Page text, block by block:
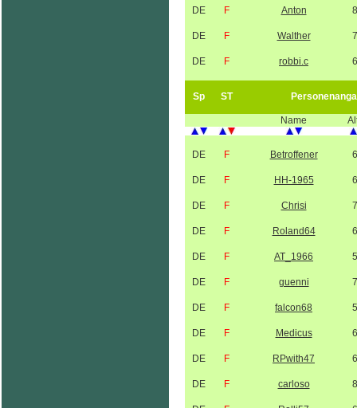
DE F Anton
DE F Walther
DE F robbi.c
Sp ST
Name
DE F Betroffener
DE F HH-1965
DE F Chrisi
DE F Roland64
DE F AT_1966
DE F guenni
DE F falcon68
DE F Medicus
DE F RPwith47
DE F carloso